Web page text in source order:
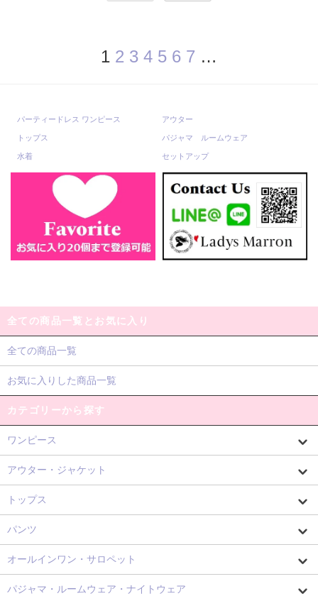
1 2 3 4 5 6 7 …
パーティードレス ワンピース アウター
トップス パジャマ ルームウェア
水着 セットアップ
全ての商品一覧とお気に入り
全ての商品一覧
お気に入りした商品一覧
カテゴリーから探す
ワンピース
アウター・ジャケット
トップス
パンツ
オールインワン・サロペット
パジャマ・ルームウェア・ナイトウェア